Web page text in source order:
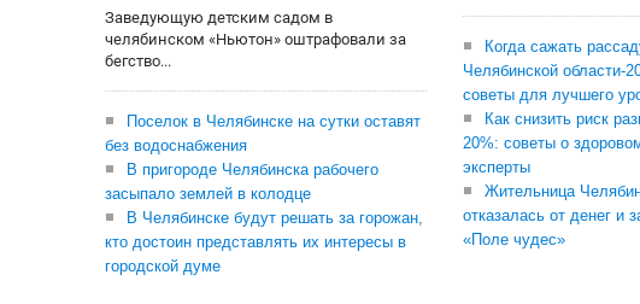
Заведующую детским садом в
челябинском «Ньютон» оштрафовали за
бегство...
Поселок в Челябинске на сутки оставят
без водоснабжения
В пригороде Челябинска рабочего
засыпало землей в колодце
В Челябинске будут решать за горожан,
кто достоин представлять их интересы в
городской думе
Когда сажать
Челябинской области-
советы для лучшего
Как снизить риск
20%: советы о
эксперты
Жительница
отказалась от денег и
«Поле чудес»